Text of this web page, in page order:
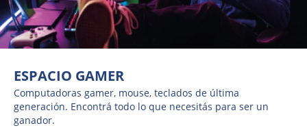
ESPACIO GAMER
Computadoras gamer, mouse, teclados de última
generación. Encontrá todo lo que necesitás para ser un
ganador.